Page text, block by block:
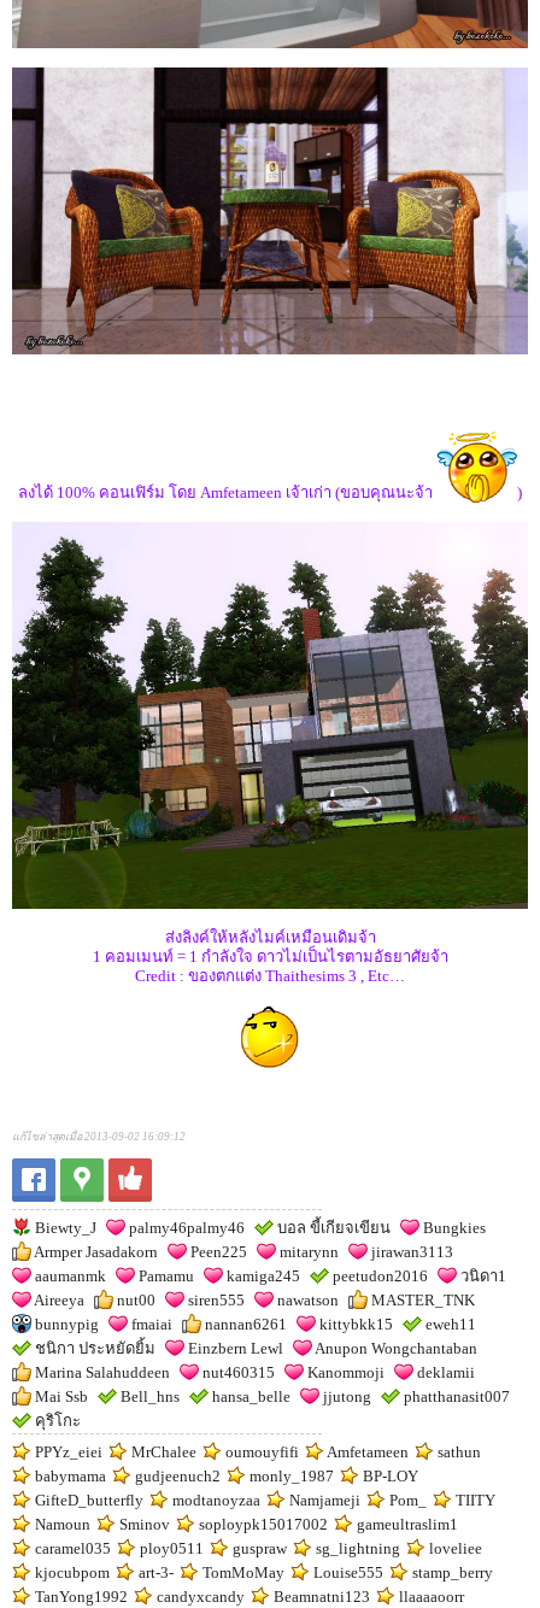
ลงได้ 100% คอนเฟิร์ม โดย Amfetameen เจ้าเก่า (ขอบคุณนะจ้า )
ส่งลิงค์ให้หลังไมค์เหมือนเดิมจ้า
1 คอมเมนท์ = 1 กำลังใจ ดาวไม่เป็นไรตามอัธยาศัยจ้า
Credit : ของตกแต่ง Thaithesims 3 , Etc…
แก้ไขล่าสุดเมื่อ 2013-09-02 16:09:12
Biewty_J palmy46palmy46 บอล ขี้เกียจเขียน
Bungkies
Armper Jasadakorn
Peen225 mitarynn
jirawan3113
aaumanmk
Pamamu kamiga245 peetudon2016
วนิดา1
Aireeya
nut00 siren555 nawatson
MASTER_TNK
bunnypig
fmaiai nannan6261 kittybkk15
eweh11
ชนิกา ประหยัดยิ้ม
Einzbern Lewl
Anupon Wongchantaban
Marina Salahuddeen
nut460315 Kanommoji
deklamii
Mai Ssb
Bell_hns hansa_belle jjutong
phatthanasit007
คุริโกะ
PPYz_eiei
MrChalee oumouyfifi Amfetameen
sathun
babymama
gudjeenuch2 monly_1987
BP-LOY
GifteD_butterfly
modtanoyzaa Namjameji Pom_
TIITY
Namoun
Sminov soploypk15017002
gameultraslim1
caramel035
ploy0511 guspraw sg_lightning
loveliee
kjocubpom
art-3- TomMoMay Louise555
stamp_berry
TanYong1992
candyxcandy Beamnatni123
llaaaaoorr